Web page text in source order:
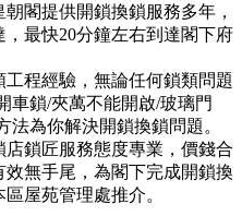
閣提供開鎖換鎖服務多年，
最快20分鐘左右到達閣下府
程經驗，無論任何鎖類問題
車鎖/夾萬不能開啟/玻璃門
法為你解決開鎖換鎖問題。
鎖匠服務態度專業，價錢合
無手尾，為閣下完成開鎖換
屋苑管理處推介。